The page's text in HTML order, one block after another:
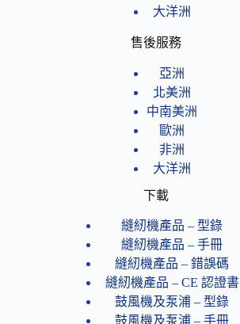
大洋洲
售後服務
亞洲
北美洲
中南美洲
歐洲
非洲
大洋洲
下載
縫紉機產品 – 型錄
縫紉機產品 – 手冊
縫紉機產品 – 錯誤碼
縫紉機產品 – CE 認證書
鼓風機及泵浦 – 型錄
鼓風機及泵浦 – 手冊